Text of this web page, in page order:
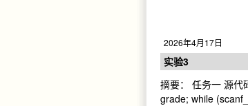
2026年4月17日
实验3
摘要： 任务一 源
grade; while